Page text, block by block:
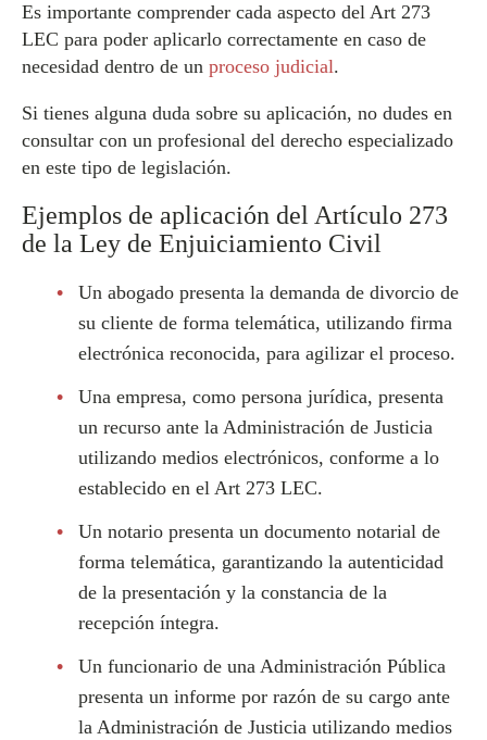
Es importante comprender cada aspecto del Art 273
LEC para poder aplicarlo correctamente en caso de
necesidad dentro de un proceso judicial.
Si tienes alguna duda sobre su aplicación, no dudes en
consultar con un profesional del derecho especializado
en este tipo de legislación.
Ejemplos de aplicación del Artículo 273
de la Ley de Enjuiciamiento Civil
Un abogado presenta la demanda de divorcio de
su cliente de forma telemática, utilizando firma
electrónica reconocida, para agilizar el proceso.
Una empresa, como persona jurídica, presenta
un recurso ante la Administración de Justicia
utilizando medios electrónicos, conforme a lo
establecido en el Art 273 LEC.
Un notario presenta un documento notarial de
forma telemática, garantizando la autenticidad
de la presentación y la constancia de la
recepción íntegra.
Un funcionario de una Administración Pública
presenta un informe por razón de su cargo ante
la Administración de Justicia utilizando medios